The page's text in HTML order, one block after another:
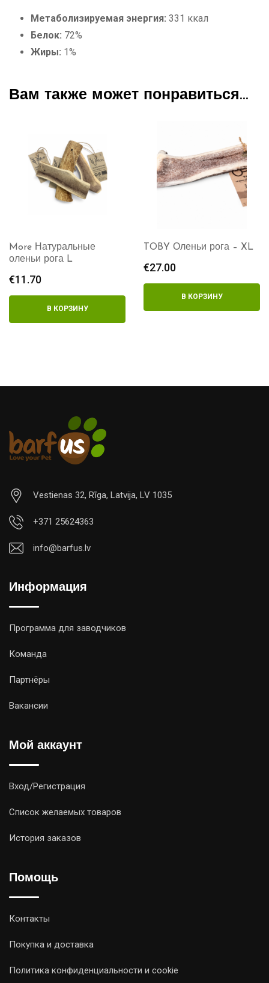
Метаболизируемая энергия: 331 ккал
Белок: 72%
Жиры: 1%
Вам также может понравиться…
More Натуральные
оленьи рога L
€11.70
В КОРЗИНУ
TOBY Оленьи рога – XL
€27.00
В КОРЗИНУ
Vestienas 32, Rīga, Latvija, LV 1035
+371 25624363
info@barfus.lv
Информация
Программа для заводчиков
Команда
Партнёры
Вакансии
Мой аккаунт
Вход/Регистрация
Список желаемых товаров
История заказов
Помощь
Контакты
Покупка и доставка
Политика конфиденциальности и cookie